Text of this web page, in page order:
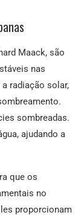
Maack, são
nas
radiação solar,
sombreadas.
ajudando a
que os
no
proporcionam